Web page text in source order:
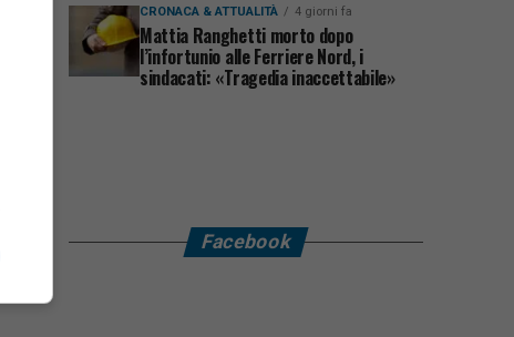
CRONACA & ATTUALITÀ 4 giorni fa
Mattia Ranghetti morto dopo
l’infortunio alle Ferriere Nord, i
sindacati: «Tragedia inaccettabile»
Facebook